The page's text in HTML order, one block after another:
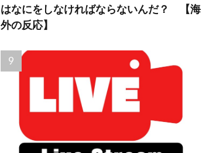
はなにをしなければならないんだ？ 【海
外の反応】